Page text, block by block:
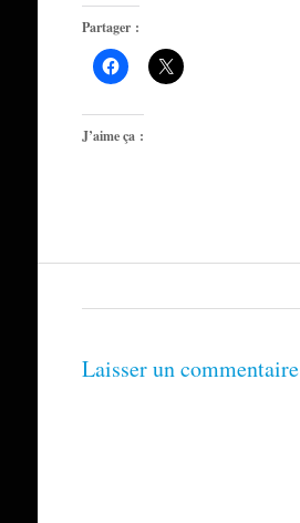
Partager :
J’aime ça :
Laisser un commentaire